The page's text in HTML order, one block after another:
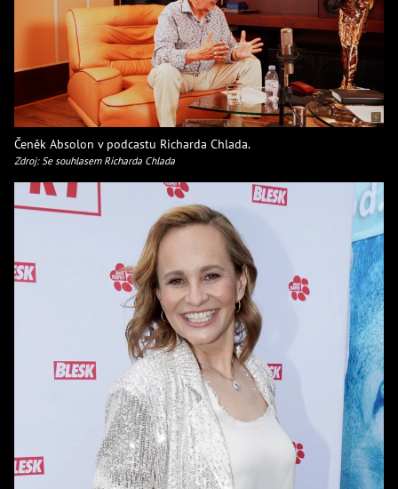
Čeněk Absolon v podcastu Richarda Chlada.
Zdroj: Se souhlasem Richarda Chlada